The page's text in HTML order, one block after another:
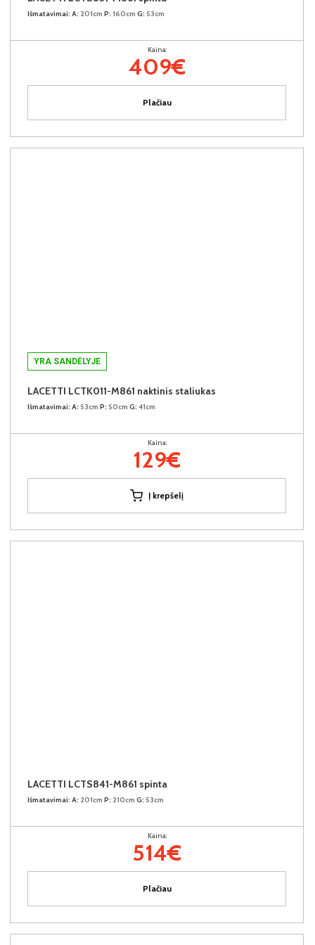
Išmatavimai: A: 201cm P: 160cm G: 53cm
Kaina:
409€
Plačiau
YRA SANDĖLYJE
LACETTI LCTK011-M861 naktinis staliukas
Išmatavimai: A: 53cm P: 50cm G: 41cm
Kaina:
129€
Į krepšelį
LACETTI LCTS841-M861 spinta
Išmatavimai: A: 201cm P: 210cm G: 53cm
Kaina:
514€
Plačiau